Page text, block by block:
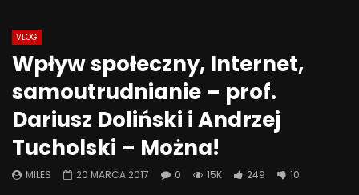
Problemowe zachowania
seksualne u dzieci i młodzieży oraz
techniki terapii
9 MAJA 2025
0
296 7 0
Intymność i obrona
konfliktu – Paulina
7 CZERWCA 2024
0
2.3K
VLOG
Wpływ społeczny, Internet,
samoutrudnianie – prof.
Dariusz Doliński i Andrzej
Tucholski – Można!
MILES 20 MARCA 2017 0 15K 249 10